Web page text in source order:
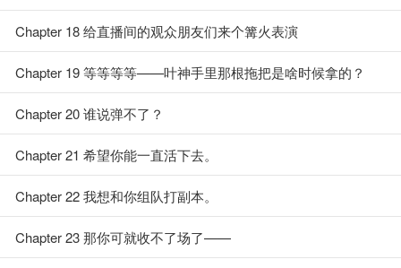
Chapter 18 给直播间的观众朋友们来个篝火表演
Chapter 19 等等等等——叶神手里那根拖把是啥时候拿的？
Chapter 20 谁说弹不了？
Chapter 21 希望你能一直活下去。
Chapter 22 我想和你组队打副本。
Chapter 23 那你可就收不了场了——